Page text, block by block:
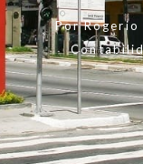
PorRogerio